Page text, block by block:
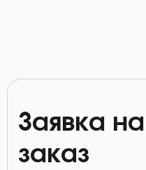
Заявка
заказ